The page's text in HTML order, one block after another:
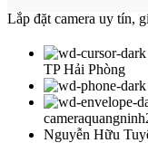
Lắp đặt camera uy tín,
TP Hải Phòng
Nguyễn Hữu